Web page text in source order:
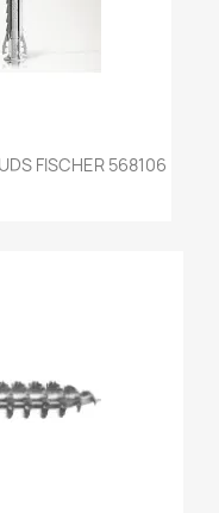
FISCHER 568106